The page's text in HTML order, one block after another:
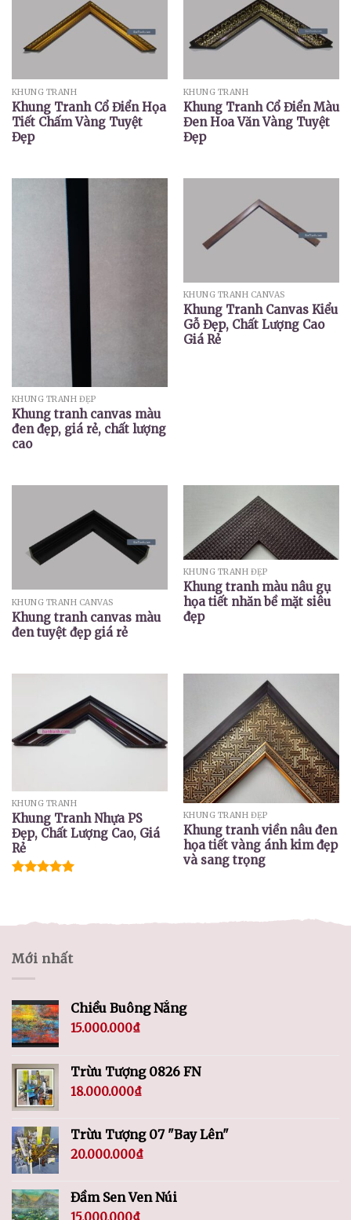
KHUNG TRANH
Khung Tranh Cổ Điển Họa
Tiết Chấm Vàng Tuyệt
Đẹp
KHUNG TRANH
Khung Tranh Cổ Điển Màu
Đen Hoa Văn Vàng Tuyệt
Đẹp
KHUNG TRANH ĐẸP
Khung tranh canvas màu
đen đẹp, giá rẻ, chất lượng
cao
KHUNG TRANH CANVAS
Khung Tranh Canvas Kiểu
Gỗ Đẹp, Chất Lượng Cao
Giá Rẻ
KHUNG TRANH CANVAS
Khung tranh canvas màu
đen tuyệt đẹp giá rẻ
KHUNG TRANH ĐẸP
Khung tranh màu nâu gụ
họa tiết nhăn bề mặt siêu
đẹp
KHUNG TRANH
Khung Tranh Nhựa PS
Đẹp, Chất Lượng Cao, Giá
Rẻ
KHUNG TRANH ĐẸP
Khung tranh viền nâu đen
họa tiết vàng ánh kim đẹp
và sang trọng
Mới nhất
Chiều Buông Nắng
15.000.000₫
Trừu Tượng 0826 FN
18.000.000₫
Trừu Tượng 07 "Bay Lên"
20.000.000₫
Đầm Sen Ven Núi